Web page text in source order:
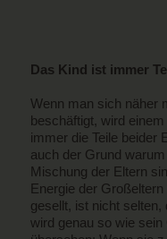
Das Kind ist immer
Wenn man sich näher
beschäftigt, wird
immer die Teile beider
auch der Grund warum
Mischung der Eltern
Energie der
gesellt, ist nicht
wird genau so wie sein